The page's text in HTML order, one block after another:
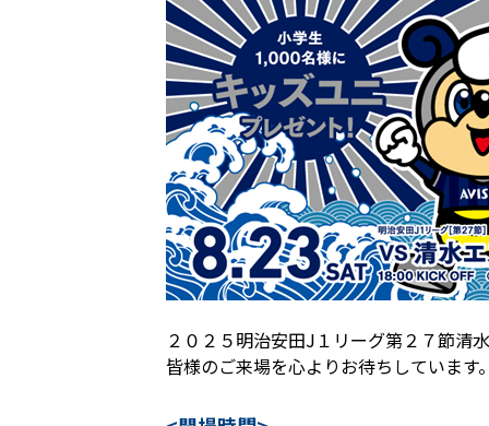
２０２５明治安田J１リーグ第２７節清
皆様のご来場を心よりお待ちしています